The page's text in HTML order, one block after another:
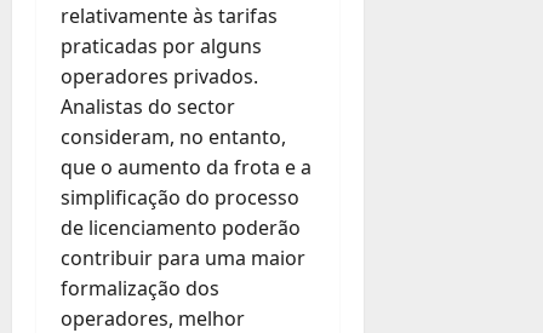
relativamente às tarifas
praticadas por alguns
operadores privados.
Analistas do sector
consideram, no entanto,
que o aumento da frota e a
simplificação do processo
de licenciamento poderão
contribuir para uma maior
formalização dos
operadores, melhor